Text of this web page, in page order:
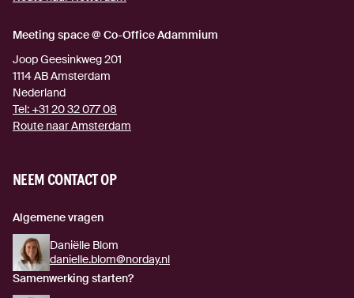
Meeting space @ Co-Office Adammium
Joop Geesinkweg 201
1114 ABAmsterdam
Nederland
Tel: +31 20 32 077 08
Route naar Amsterdam
NEEM CONTACT OP
Algemene vragen
Daniëlle Blom
danielle.blom@norday.nl
Samenwerking starten?